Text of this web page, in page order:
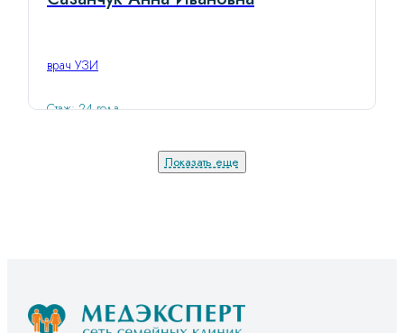
врач УЗИ
Стаж: 24 года
Показать еще